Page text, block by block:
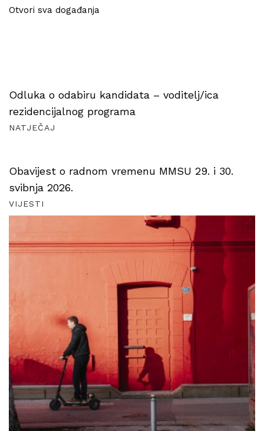
Otvori sva događanja
Odluka o odabiru kandidata – voditelj/ica
rezidencijalnog programa
NATJEČAJ
Obavijest o radnom vremenu MMSU 29. i 30.
svibnja 2026.
VIJESTI